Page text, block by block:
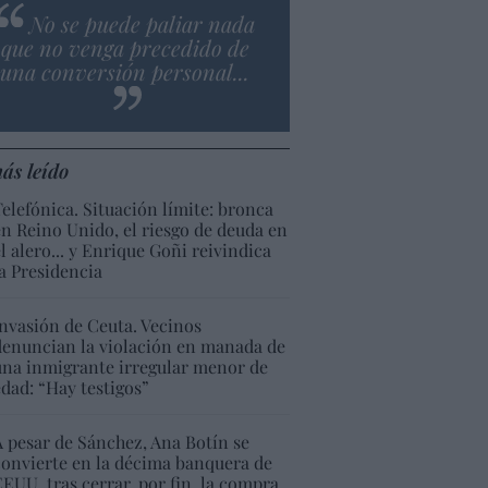
No se puede paliar nada
que no venga precedido de
una conversión personal...
leído
Situación límite: bronca
Reino Unido, el riesgo de deuda en
alero... y Enrique Goñi reivindica
Presidencia
de Ceuta. Vecinos
la violación en manada de
inmigrante irregular menor de
“Hay testigos”
pesar de Sánchez, Ana Botín se
en la décima banquera de
tras cerrar, por fin, la compra